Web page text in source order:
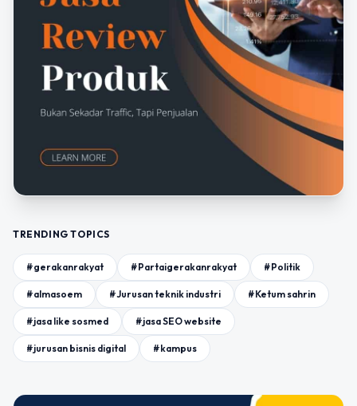
TRENDING TOPICS
#gerakanrakyat #Partaigerakanrakyat #Politik
#almasoem #Jurusan teknik industri #Ketum sahrin
#jasa like sosmed #jasa SEO website
#jurusan bisnis digital #kampus